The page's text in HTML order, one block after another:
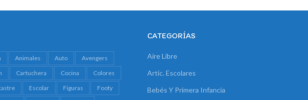
Animales Auto
Avengers
Cartuchera Cocina
Colores
Escolar Figuras
Footy
CATEGORÍAS
Aire Libre
Artíc. Escolares
Bebés Y Primera Infancia